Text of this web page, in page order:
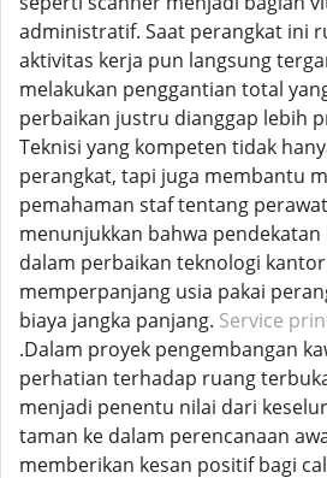
administratif. Saat perangkat ini
aktivitas kerja pun langsung
melakukan penggantian total
perbaikan justru dianggap lebih
Teknisi yang kompeten tidak
perangkat, tapi juga membantu
pemahaman staf tentang
menunjukkan bahwa
dalam perbaikan teknologi
memperpanjang usia pakai
biaya jangka panjang. Service
.Dalam proyek pengembangan
perhatian terhadap ruang
menjadi penentu nilai dari
taman ke dalam perencanaan
memberikan kesan positif bagi